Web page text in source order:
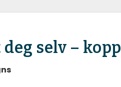
selv – kopp